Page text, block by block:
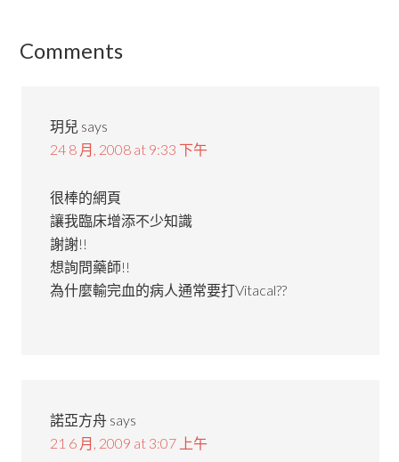
Comments
玥兒 says
24 8 月, 2008 at 9:33 下午
很棒的網頁
讓我臨床增添不少知識
謝謝!!
想詢問藥師!!
為什麼輸完血的病人通常要打Vitacal??
諾亞方舟 says
21 6 月, 2009 at 3:07 上午